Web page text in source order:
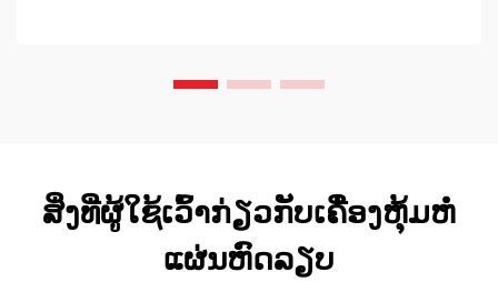
ສິ່ງທີ່ຜູ້ໃຊ້ເວົ້າກ່ຽວກັບເຄື່ອງຫຸ້ມຫໍ່
ແຜ່ນຫົດລຽບ